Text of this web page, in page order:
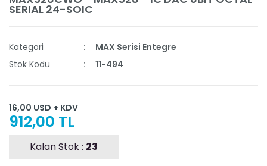
SERIAL 24-SOIC
Kategori
MAX Serisi Entegre
Stok Kodu
11-494
16,00 USD + KDV
912,00 TL
Kalan Stok : 23